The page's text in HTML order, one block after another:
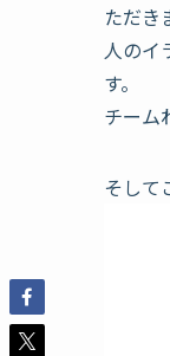
ただき
人のイ
す。
チーム
そして